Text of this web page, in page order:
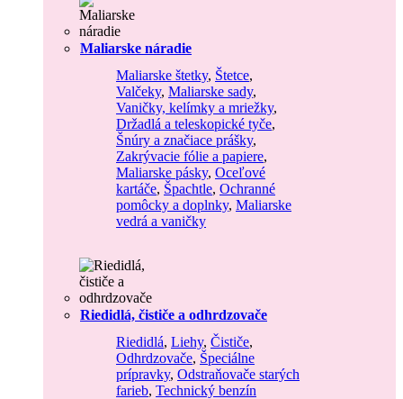
Maliarske náradie
Maliarske štetky, Štetce,
Valčeky, Maliarske sady,
Vaničky, kelímky a mriežky,
Držadlá a teleskopické tyče,
Šnúry a značiace prášky,
Zakrývacie fólie a papiere,
Maliarske pásky, Oceľové
kartáče, Špachtle, Ochranné
pomôcky a doplnky, Maliarske
vedrá a vaničky
Riedidlá, čističe a odhrdzovače
Riedidlá, Liehy, Čističe,
Odhrdzovače, Špeciálne
prípravky, Odstraňovače starých
farieb, Technický benzín